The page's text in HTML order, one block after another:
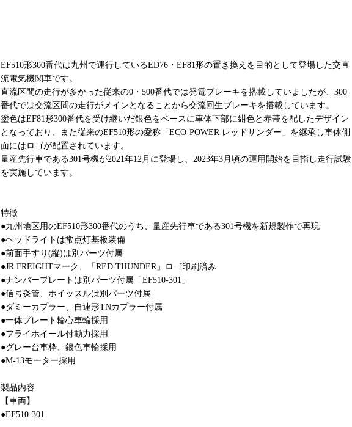
EF510形300番代は九州で運行しているED76・EF81形の置き換えを目的として登場した交直
流電気機関車です。
直流区間の走行が多かった従来の0・500番代では発電ブレーキを搭載していましたが、300
番代では交流区間の走行がメインとなることから交流回生ブレーキを搭載しています。
塗色はEF81形300番代を受け継いだ銀色をベースに車体下部に紺色と赤帯を配したデザイン
となっており、また従来のEF510形の愛称「ECO-POWER レッドサンダー」を継承し車体側
面にはロゴが配置されています。
量産先行車である301号機が2021年12月に登場し、2023年3月頃の運用開始を目指し走行試験
を実施しています。
特徴
●九州地区用のEF510形300番代のうち、量産先行車である301号機を新規製作で再現
●ヘッドライトは常点灯基板装備
●前面手すり(縦)は別パーツ付属
●JR FREIGHTマーク、「RED THUNDER」ロゴ印刷済み
●ナンバープレートは別パーツ付属「EF510-301」
●信号炎管、ホイッスルは別パーツ付属
●ダミーカプラー、自連形TNカプラー付属
●一体プレート輪心車輪採用
●フライホイール付動力採用
●グレー台車枠、銀色車輪採用
●M-13モーター採用
製品内容
【車両】
●EF510-301